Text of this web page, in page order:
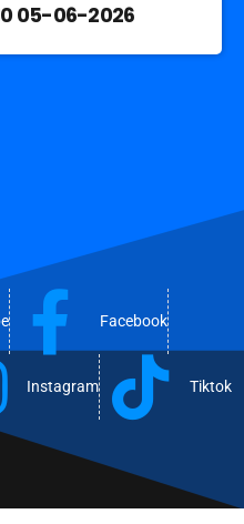
05-06-2026
Facebook
Instagram Tiktok